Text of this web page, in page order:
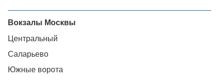
Вокзалы Москвы
Центральный
Саларьево
Южные ворота